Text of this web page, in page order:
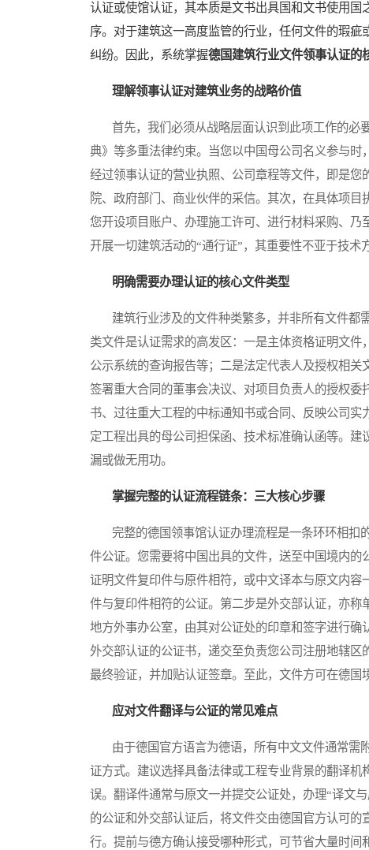
认证或使馆认证，其本质是文书出具国和文书使用
序。对于建筑这一高度监管的行业，任何文件的瑕
纠纷。因此，系统掌握德国建筑行业文件领事认证的
理解领事认证对建筑业务的战略价值
首先，我们必须从战略层面认识到此项工作的必
典》等多重法律约束。当您以中国母公司名义参与时
经过领事认证的营业执照、公司章程等文件，即是
院、政府部门、商业伙伴的采信。其次，在具体项
您开设项目账户、办理施工许可、进行材料采购、
开展一切建筑活动的“通行证”，其重要性不亚于技术
明确需要办理认证的核心文件类型
建筑行业涉及的文件种类繁多，并非所有文件都
类文件是认证需求的高发区：一是主体资格证明文
公示系统的查询报告等；二是法定代表人及授权相
签署重大合同的董事会决议、对项目负责人的授权
书、过往重大工程的中标通知书或合同、反映公司
定工程出具的母公司担保函、技术标准确认函等。
漏或做无用功。
掌握完整的认证流程链条：三大核心步骤
完整的德国领事馆认证办理流程是一条环环相扣
件公证。您需要将中国出具的文件，送至中国境内的
证明文件复印件与原件相符，或中文译本与原文内
件与复印件相符的公证。第二步是外交部认证，亦
地方外事办公室，由其对公证处的印章和签字进行
外交部认证的公证书，递交至负责您公司注册地辖
最终验证，并加贴认证签章。至此，文件方可在德国
应对文件翻译与公证的常见难点
由于德国官方语言为德语，所有中文文件通常需
证方式。建议选择具备法律或工程专业背景的翻译机
误。翻译件通常与原文一并提交公证处，办理“译文
的公证和外交部认证后，将文件交由德国官方认可
行。提前与德方确认接受哪种形式，可节省大量时间